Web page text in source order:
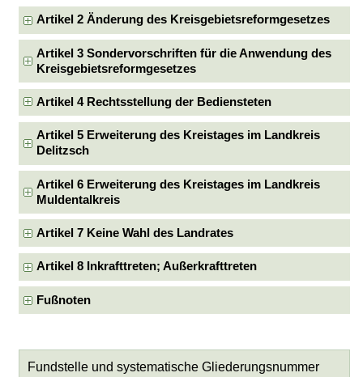
Artikel 2 Änderung des Kreisgebietsreformgesetzes
Artikel 3 Sondervorschriften für die Anwendung des
Kreisgebietsreformgesetzes
Artikel 4 Rechtsstellung der Bediensteten
Artikel 5 Erweiterung des Kreistages im Landkreis
Delitzsch
Artikel 6 Erweiterung des Kreistages im Landkreis
Muldentalkreis
Artikel 7 Keine Wahl des Landrates
Artikel 8 Inkrafttreten; Außerkrafttreten
Fußnoten
Fundstelle und systematische Gliederungsnummer